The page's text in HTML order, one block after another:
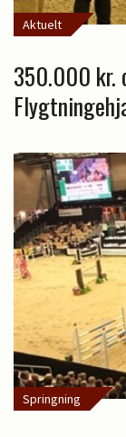
Aktuelt
350.000 kr.
Springning